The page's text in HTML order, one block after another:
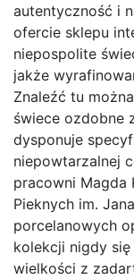
autentyczność i
ofercie sklepu
niepospolite
jakże
Znaleźć tu
świece ozdobne
dysponuje
niepowtarzalnej
pracowni Magda
Pieknych im.
porcelanowych
kolekcji nigdy się
wielkości z